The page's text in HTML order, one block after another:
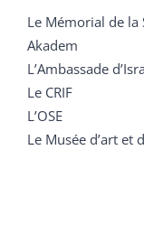
Le Mémorial de la
Akadem
L’Ambassade
Le CRIF
L’OSE
Le Musée d’art et